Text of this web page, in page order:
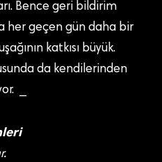
Bence geri bildirim
her geçen gün daha bir
katkısı büyük.
da kendilerinden
_